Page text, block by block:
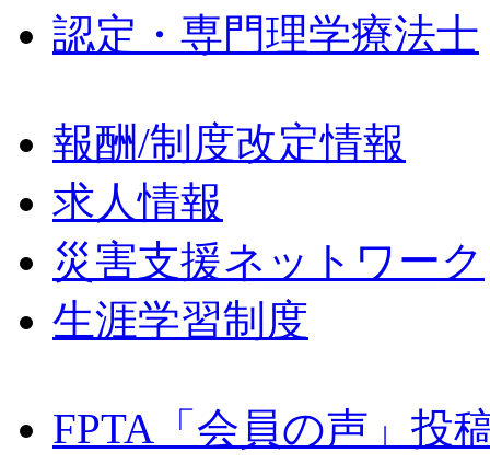
認定・専門理学療法士
報酬/制度改定情報
求人情報
災害支援ネットワーク
生涯学習制度
FPTA「会員の声」投